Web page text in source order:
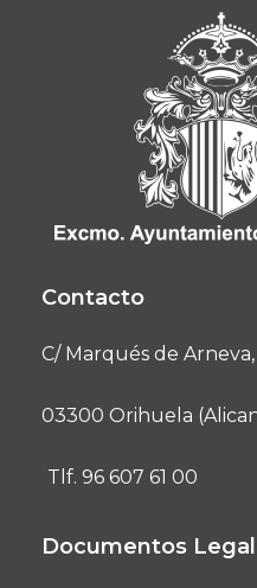
Contacto
C/ Marqués de Arneva,
03300 Orihuela
Tlf. 96 607 61 00
Documentos